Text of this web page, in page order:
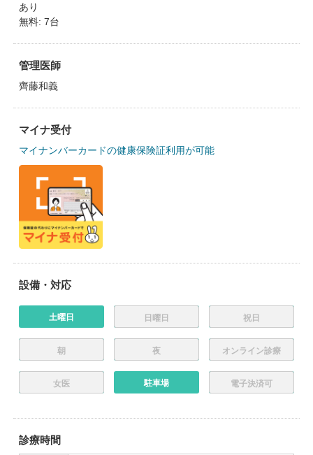
あり
無料: 7台
管理医師
齊藤和義
マイナ受付
マイナンバーカードの健康保険証利用が可能
設備・対応
土曜日 日曜日 祝日
朝 夜 オンライン診療
女医 駐車場 電子決済可
診療時間